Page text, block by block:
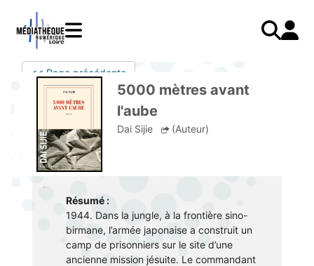
Catalogue
Menu
mobile
LIVRES
Livres audio
Musique
Podcasts Radio France
Livres audio
VIDÉO
COURS EN LIGNE
Mon
compte
responsive
mobile
Mode d'emploi
Mon compte
Je me connecte
Je me connecte pour la première fois
JE N'AI PAS DE COMPTE
Je me préinscris
J'AI BESOIN D'AIDE
<< Page précédente
5000 mètres avant
l'aube
Dai Sijie (Auteur)
Résumé :
1944. Dans la jungle, à la frontière sino-
birmane, l’armée japonaise a construit un
camp de prisonniers sur le site d’une
ancienne mission jésuite. Le commandant